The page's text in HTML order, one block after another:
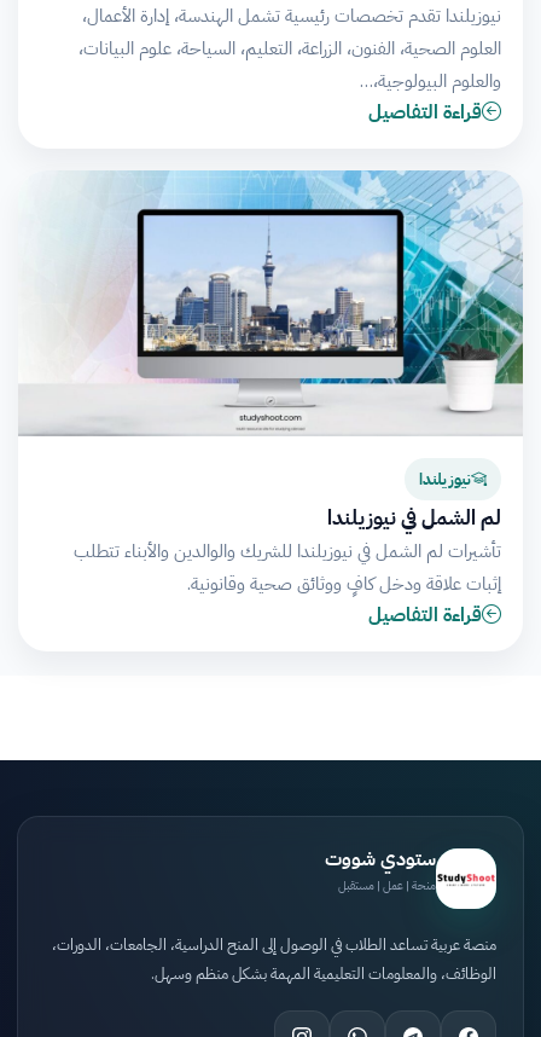
نيوزيلندا تقدم تخصصات رئيسية تشمل الهندسة، إدارة الأعمال،
العلوم الصحية، الفنون، الزراعة، التعليم، السياحة، علوم البيانات،
والعلوم البيولوجية،…
قراءة التفاصيل
نيوزيلندا
لم الشمل في نيوزيلندا
تأشيرات لم الشمل في نيوزيلندا للشريك والوالدين والأبناء تتطلب
إثبات علاقة ودخل كافٍ ووثائق صحية وقانونية.
قراءة التفاصيل
ستودي شووت
منحة | عمل | مستقبل
منصة عربية تساعد الطلاب في الوصول إلى المنح الدراسية، الجامعات، الدورات،
الوظائف، والمعلومات التعليمية المهمة بشكل منظم وسهل.